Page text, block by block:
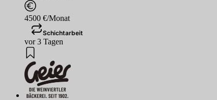
4500 €/Monat
Schichtarbeit
vor 3 Tagen